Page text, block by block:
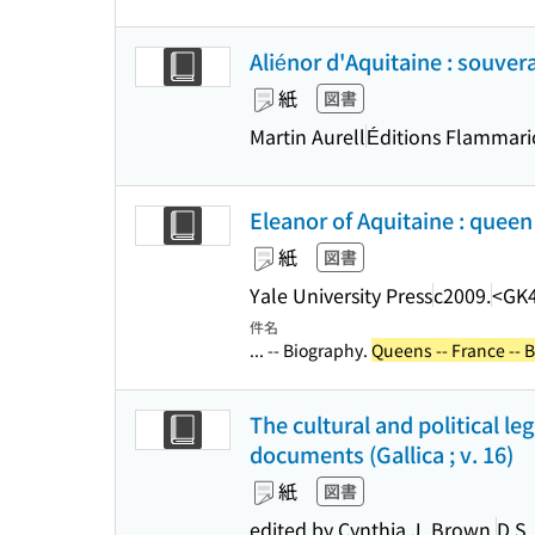
Aliénor d'Aquitaine :
紙 図書
Martin AurellÉditions
Eleanor of Aquitaine :
紙 図書
Yale University Pressc2009.
件名
... -- Biography. Queens -- France --
The cultural and political
documents (Gallica ; v. 16)
紙 図書
edited by Cynthia J. Brown.